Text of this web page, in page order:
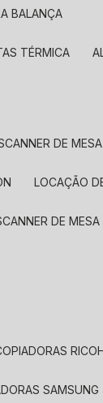
BALANÇA
TÉRMICA
DE MESA
LOCAÇÃO
DE MESA
SAMSUNG